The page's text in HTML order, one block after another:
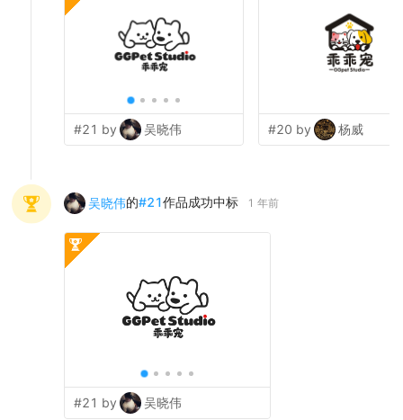
#21 by 吴晓伟 #20 by 杨威
吴晓伟的#21作品成功中标 1 年前
#21 by 吴晓伟